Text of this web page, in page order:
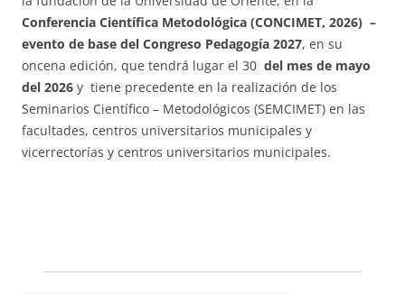
Conferencia Científica Metodológica (CONCIMET, 2026) –
evento de base del Congreso Pedagogía 2027, en su
oncena edición, que tendrá lugar el 30 del mes de mayo
del 2026 y tiene precedente en la realización de los
Seminarios Científico – Metodológicos (SEMCIMET) en las
facultades, centros universitarios municipales y
vicerrectorías y centros universitarios municipales.